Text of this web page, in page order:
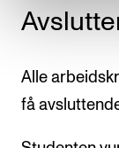
Alle
få